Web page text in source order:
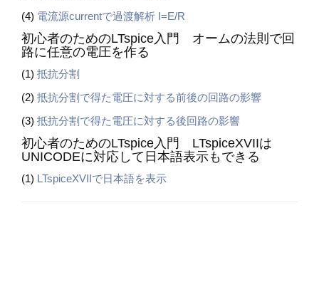
(4) 電流源currentで過渡解析 I=E/R
初心者のためのLTspice入門 オームの法則で回
路に任意の電圧を作る
(1) 抵抗分割
(2) 抵抗分割で得た電圧に対する前後の回路の影響
(3) 抵抗分割で得た電圧に対する後回路の影響
初心者のためのLTspice入門 LTspiceXVIIは
UNICODEに対応して日本語表示もできる
(1) LTspiceXVIIで日本語を表示